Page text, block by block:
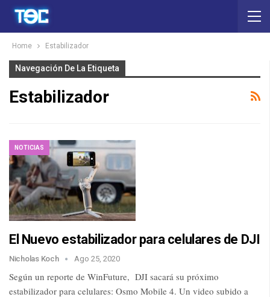
Home Estabilizador
Navegación De La Etiqueta
Estabilizador
NOTICIAS
El Nuevo estabilizador para celulares de DJI
Nicholas Koch Ago 25, 2020
Según un reporte de WinFuture, DJI sacará su próximo
estabilizador para celulares: Osmo Mobile 4. Un video subido a